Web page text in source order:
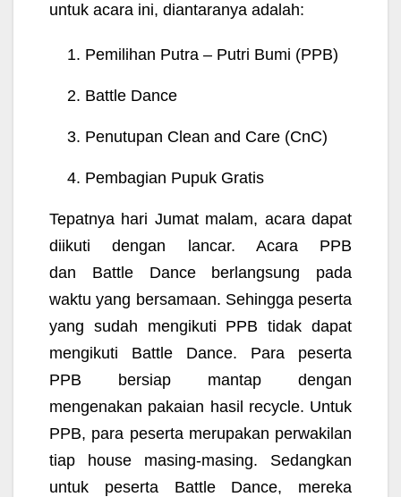
untuk acara ini, diantaranya adalah:
Pemilihan Putra – Putri Bumi (PPB)
Battle Dance
Penutupan Clean and Care (CnC)
Pembagian Pupuk Gratis
Tepatnya hari Jumat malam, acara dapat
diikuti dengan lancar. Acara PPB
dan Battle Dance berlangsung pada
waktu yang bersamaan. Sehingga peserta
yang sudah mengikuti PPB tidak dapat
mengikuti Battle Dance. Para peserta
PPB bersiap mantap dengan
mengenakan pakaian hasil recycle. Untuk
PPB, para peserta merupakan perwakilan
tiap house masing-masing. Sedangkan
untuk peserta Battle Dance, mereka